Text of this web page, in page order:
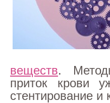
веществ.
приток крови
стентирование и